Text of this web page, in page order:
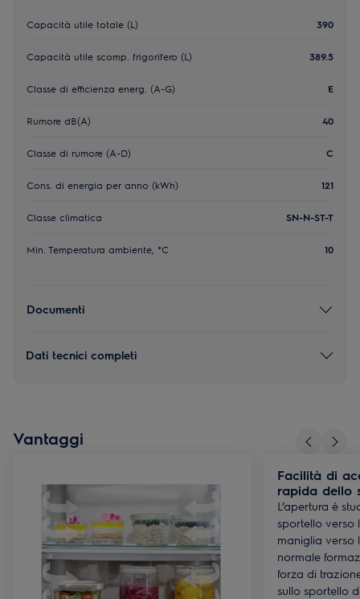
Capacità utile totale (L) 390
Capacità utile scomp. frigorifero (L) 389.5
Classe di efficienza energ. (A-G) E
Rumore dB(A) 40
Classe di rumore (A-D) C
Cons. di energia per anno (kWh) 121
Classe climatica SN-N-ST-T
Min. Temperatura ambiente, °C 10
Documenti
Dati tecnici completi
Vantaggi
Facilità di
rapida dello
L’apertura è
sportello verso
maniglia verso
normale
forza di
sullo sportello